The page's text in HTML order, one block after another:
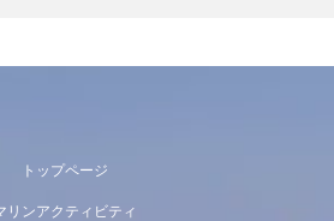
トップページ
リンアクティビティ